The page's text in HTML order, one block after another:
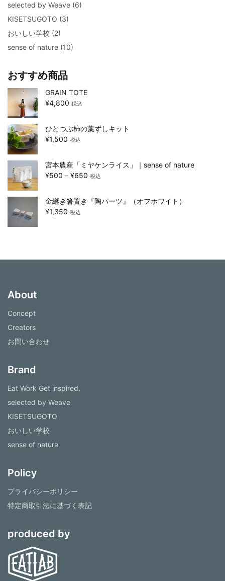
selected by Weave (6)
KISETSUGOTO (3)
おいしい学校 (2)
sense of nature (10)
おすすめ商品
GRAIN TOTE
¥4,800 税込
ひとつぶ柿の葉ずしキット
¥1,500 税込
宮本農産「ミヤケンライス」｜sense of nature
¥500 – ¥650 税込
金継ぎ箸置き『陶パーツ』（オフホワイト）
¥1,350 税込
About
Concept
Creators
お問い合わせ
Brand
Eat Work Get inspired.
selected by Weave
KISETSUGOTO
おいしい学校
sense of nature
Policy
プライバシーポリシー
特定商取引法に基づく表記
produced by